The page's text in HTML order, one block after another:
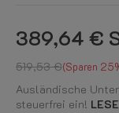
389,64 €
519,53 € Sparen
Ausländische
steuerfrei ein!